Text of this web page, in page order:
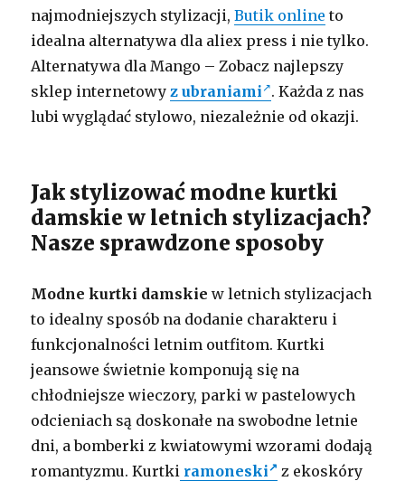
najmodniejszych stylizacji,Butik online to
idealna alternatywa dla aliex press i nie tylko.
Alternatywa dla Mango – Zobacz najlepszy
sklep internetowyz ubraniami . Każda z nas
lubi wyglądać stylowo, niezależnie od okazji.
Jak stylizować modne kurtki
damskie w letnich stylizacjach?
Nasze sprawdzone sposoby
Modne kurtki damskie w letnich stylizacjach
to idealny sposób na dodanie charakteru i
funkcjonalności letnim outfitom. Kurtki
jeansowe świetnie komponują się na
chłodniejsze wieczory, parki w pastelowych
odcieniach są doskonałe na swobodne letnie
dni, a bomberki z kwiatowymi wzorami dodają
romantyzmu. Kurtki ramoneski
z ekoskóry